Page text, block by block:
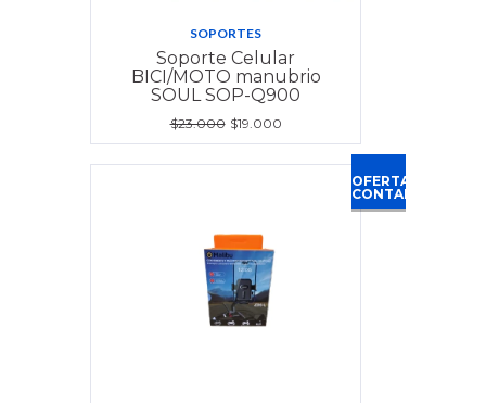
SOPORTES
Soporte Celular
BICI/MOTO manubrio
SOUL SOP-Q900
$23.000 $19.000
OFERTA
CONTADO